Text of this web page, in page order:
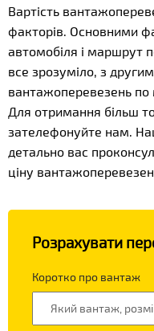
Вартість
факторів. Основними
автомобіля і маршрут
все зрозуміло, з
вантажоперевезень по
Для отримання більш
зателефонуйте нам.
детально вас
ціну
Розрахувати
Коротко про вантаж